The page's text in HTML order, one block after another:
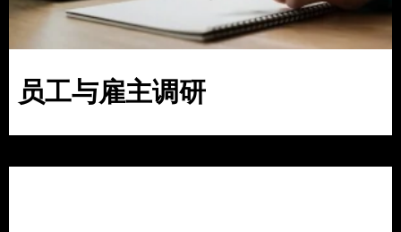
员工与雇主调研